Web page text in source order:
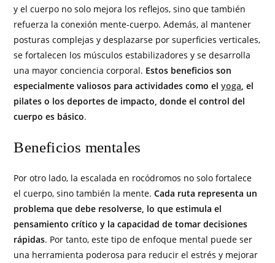
y el cuerpo no solo mejora los reflejos, sino que también
refuerza la conexión mente-cuerpo. Además, al mantener
posturas complejas y desplazarse por superficies verticales,
se fortalecen los músculos estabilizadores y se desarrolla
una mayor conciencia corporal. Estos beneficios son
especialmente valiosos para actividades como elyoga, el
pilates o los deportes de impacto, donde el control del
cuerpo es básico.
Beneficios mentales
Por otro lado, la escalada en rocódromos no solo fortalece
el cuerpo, sino también la mente.Cada ruta representa un
problema que debe resolverse, lo que estimula el
pensamiento crítico y la capacidad de tomar decisiones
rápidas. Por tanto, este tipo de enfoque mental puede ser
una herramienta poderosa para reducir el estrés y mejorar